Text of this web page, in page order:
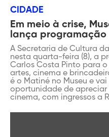
CIDADE
Em meio à crise,
lança programação
A Secretaria de Cultura
nesta quarta-feira (8), a
Carlos Costa Pinto para
artes, cinema e
é o Matiné no Museu e
oportunidade de apreciar
cinema, com ingressos a